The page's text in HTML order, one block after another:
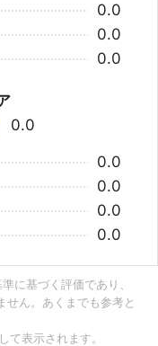
0.0
0.0
0.0
0.0
0.0
0.0
0.0
0.0
に基づく評価であり、
せん。あくまでも参考と
て表示されます。